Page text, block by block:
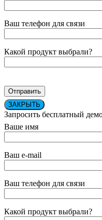
Ваш телефон для связи
Какой продукт выбрали?
ЗАКРЫТЬ
Запросить бесплатный
Ваше имя
Ваш e-mail
Ваш телефон для связи
Какой продукт выбрали?